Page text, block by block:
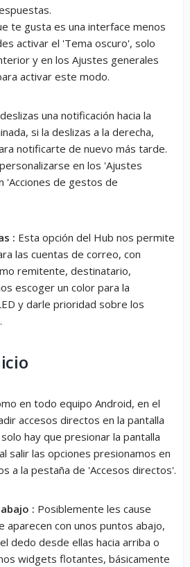
te gusta es una interface menos
activar el 'Tema oscuro', solo
y en los Ajustes generales
activar este modo.
una notificación hacia la
si la deslizas a la derecha,
notificarte de nuevo más tarde.
en los 'Ajustes
'Acciones de gestos de
: Esta opción del Hub nos permite
las cuentas de correo, con
remitente, destinatario,
escoger un color para la
y darle prioridad sobre los
en todo equipo Android, en el
accesos directos en la pantalla
hay que presionar la pantalla
salir las opciones presionamos en
a la pestaña de 'Accesos directos'.
: Posiblemente les cause
aparecen con unos puntos abajo,
dedo desde ellas hacia arriba o
widgets flotantes, básicamente